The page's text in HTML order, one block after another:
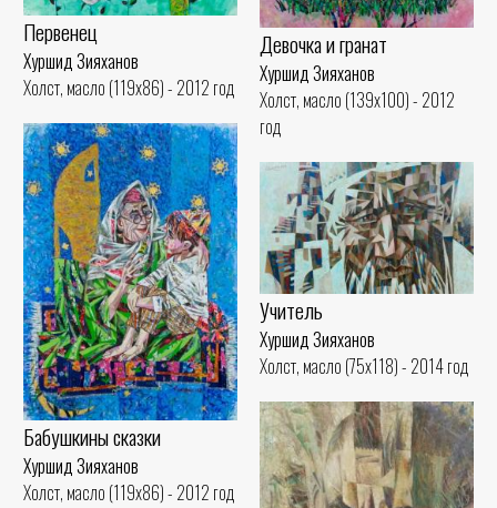
Первенец
Хуршид Зияханов
Холст, масло (119x86) - 2012 год
Девочка и гранат
Хуршид Зияханов
Холст, масло (139x100) - 2012
год
Бабушкины сказки
Хуршид Зияханов
Холст, масло (119x86) - 2012 год
Учитель
Хуршид Зияханов
Холст, масло (75x118) - 2014 год